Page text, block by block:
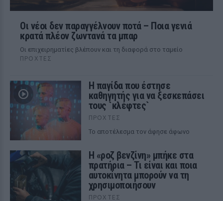
Οι νέοι δεν παραγγέλνουν ποτά – Ποια γενιά
κρατά πλέον ζωντανά τα μπαρ
Οι επιχειρηματίες βλέπουν και τη διαφορά στο ταμείο
ΠΡΟΧΤΈΣ
Η παγίδα που έστησε
καθηγητής για να ξεσκεπάσει
τους `κλέφτες`
ΠΡΟΧΤΈΣ
Το αποτέλεσμα τον άφησε άφωνο
Η «ροζ βενζίνη» μπήκε στα
πρατήρια – Τι είναι και ποια
αυτοκίνητα μπορούν να τη
χρησιμοποιήσουν
ΠΡΟΧΤΈΣ